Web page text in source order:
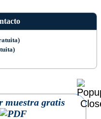
muestra gratis